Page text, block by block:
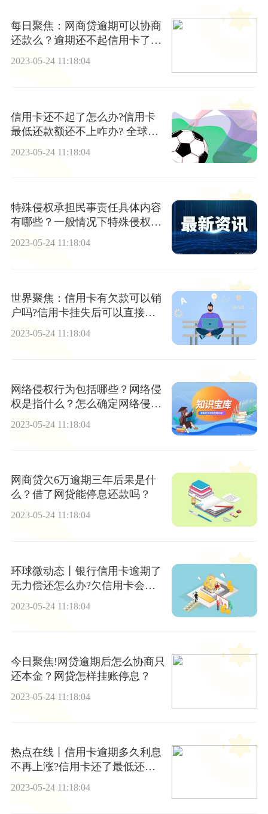
每日聚焦：网商贷逾期可以协商
还款么？逾期还不起信用卡了怎
么办？
2023-05-24 11:18:04
信用卡还不起了怎么办?信用卡
最低还款额还不上咋办? 全球焦
2023-05-24 11:18:04
特殊侵权承担民事责任具体内容
有哪些？一般情况下特殊侵权怎
么承担民事责任？赔偿的计算方
2023-05-24 11:18:04
世界聚焦：信用卡有欠款可以销
户吗?信用卡挂失后可以直接注
销吗?
2023-05-24 11:18:04
网络侵权行为包括哪些？网络侵
权是指什么？怎么确定网络侵权
2023-05-24 11:18:04
网商贷欠6万逾期三年后果是什
么？借了网贷能停息还款吗？
2023-05-24 11:18:04
环球微动态丨银行信用卡逾期了
无力偿还怎么办?欠信用卡会不
2023-05-24 11:18:04
今日聚焦!网贷逾期后怎么协商只
还本金？网贷怎样挂账停息？
2023-05-24 11:18:04
热点在线丨信用卡逾期多久利息
不再上涨?信用卡还了最低还款
本月还用还吗?
2023-05-24 11:18:04